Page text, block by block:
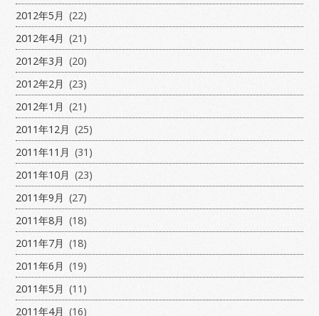
2012年5月 (22)
2012年4月 (21)
2012年3月 (20)
2012年2月 (23)
2012年1月 (21)
2011年12月 (25)
2011年11月 (31)
2011年10月 (23)
2011年9月 (27)
2011年8月 (18)
2011年7月 (18)
2011年6月 (19)
2011年5月 (11)
2011年4月 (16)